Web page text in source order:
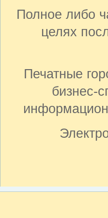
Полное либо
целях
Печатные
бизнес-